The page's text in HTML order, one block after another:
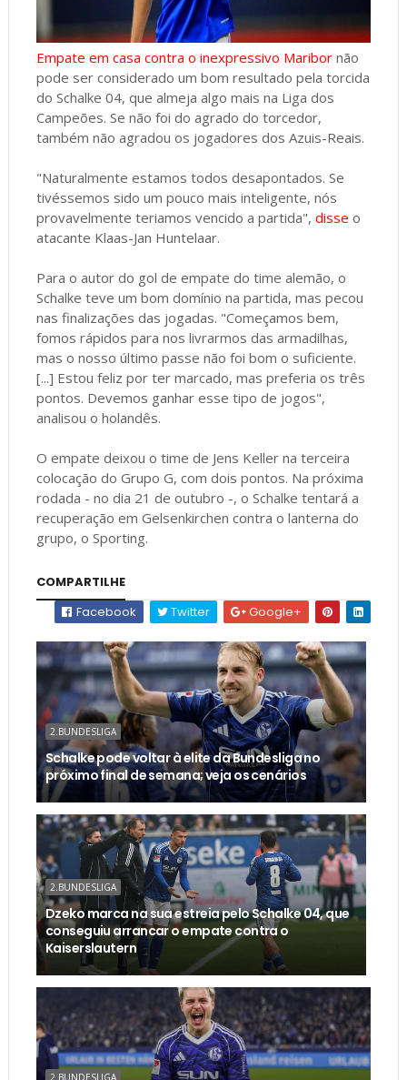
Empate em casa contra o inexpressivo Maribornão
pode ser considerado um bom resultado pela torcida
do Schalke 04, que almeja algo mais na Liga dos
Campeões. Se não foi do agrado do torcedor,
também não agradou os jogadores dos Azuis-Reais.
"Naturalmente estamos todos desapontados. Se
tivéssemos sido um pouco mais inteligente, nós
provavelmente teriamos vencido a partida", disse o
atacante Klaas-Jan Huntelaar.
Para o autor do gol de empate do time alemão, o
Schalke teve um bom domínio na partida, mas pecou
nas finalizações das jogadas. "Começamos bem,
fomos rápidos para nos livrarmos das armadilhas,
mas o nosso último passe não foi bom o suficiente.
[...] Estou feliz por ter marcado, mas preferia os três
pontos. Devemos ganhar esse tipo de jogos",
analisou o holandês.
O empate deixou o time de Jens Keller na terceira
colocação do Grupo G, com dois pontos. Na próxima
rodada - no dia 21 de outubro -, o Schalke tentará a
recuperação em Gelsenkirchen contra o lanterna do
grupo, o Sporting.
COMPARTILHE
Facebook
Twitter Google+
2.BUNDESLIGA
Schalke pode voltar à elite da Bundesliga no
próximo final de semana; veja os cenários
2.BUNDESLIGA
Dzeko marca na sua estreia pelo Schalke 04, que
conseguiu arrancar o empate contra o
Kaiserslautern
2.BUNDESLIGA